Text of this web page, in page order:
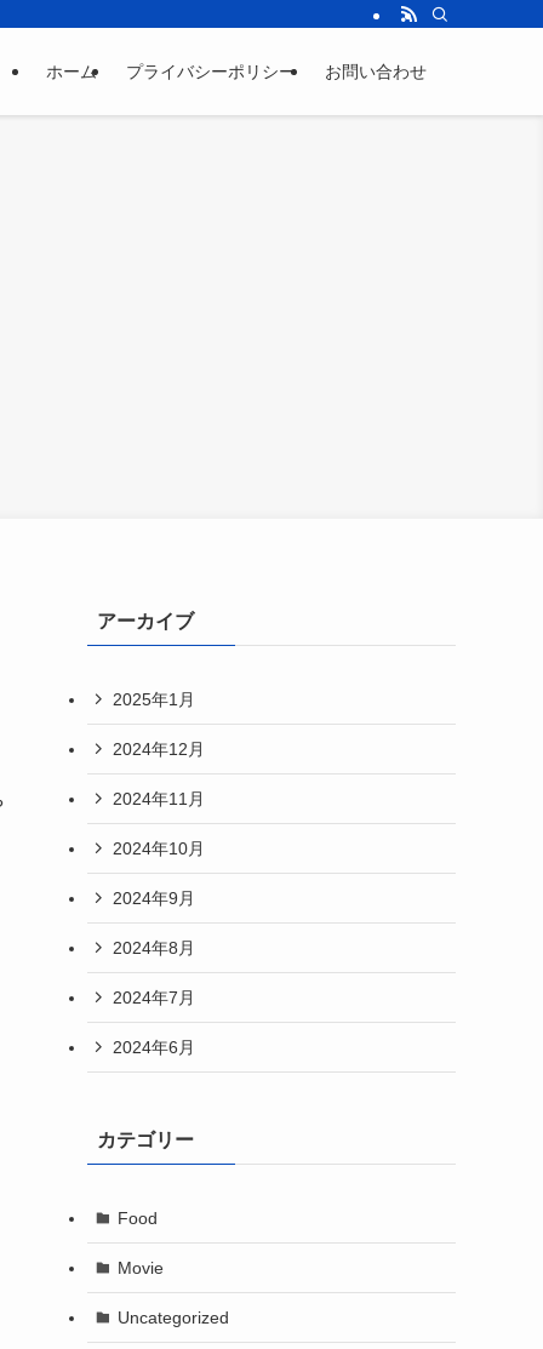
ホーム プライバシーポリシー お問い合わせ
アーカイブ
2025年1月
2024年12月
2024年11月
2024年10月
2024年9月
2024年8月
2024年7月
2024年6月
カテゴリー
Food
Movie
Uncategorized